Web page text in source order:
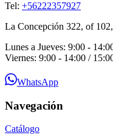
Tel: +56222357927
La Concepción 322, of
Lunes a Jueves: 9:00 -
Viernes: 9:00 - 14:00 /
WhatsApp
Navegación
Catálogo